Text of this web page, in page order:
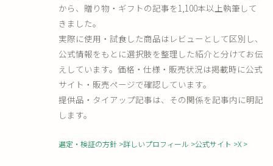
から、贈り物・ギフトの記事を1,100本以上執筆して
きました。
実際に使用・試食した商品はレビューとして区別し、
公式情報をもとに選択肢を整理した紹介と分けてお伝
えしています。価格・仕様・販売状況は掲載時に公式
サイト・販売ページで確認しています。
提供品・タイアップ記事は、その関係を記事内に明記
します。
選定・検証の方針 詳しいプロフィール 公式サイト X